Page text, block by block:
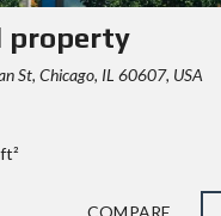
property
St, Chicago, IL 60607, USA
COMPARE